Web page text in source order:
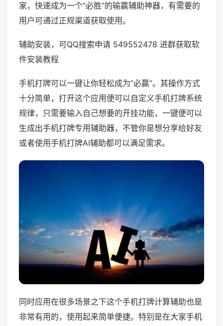
家，快速成为一个“必胜”的输赢辅助神器，有需要的
用户可通过正规渠道获取使用。
辅助安装，可QQ搜索申请 549552478 进群获取软
件安装教程
手机打牌可以一键让你轻松成为“必赢”。其操作方式
十分简单，打开这个应用便可以自定义手机打牌系统
规律，只需要输入自己想要的开挂功能，一键便可以
生成出手机打牌专用辅助器，不管你是想分享给好友
或者使用手机打牌AI辅助都可以满足需求。
同时应用在很多场景之下这个手机打牌计算辅助也是
非常有用的，使用起来简单便捷。特别是在大家手机